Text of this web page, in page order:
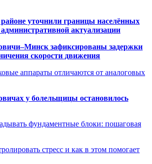
уточнили границы населённых
актуализации
зафиксированы задержки
скорости движения
аппараты отличаются от аналоговых
у болельщицы остановилось
фундаментные блоки: пошаговая
стресс и как в этом помогает